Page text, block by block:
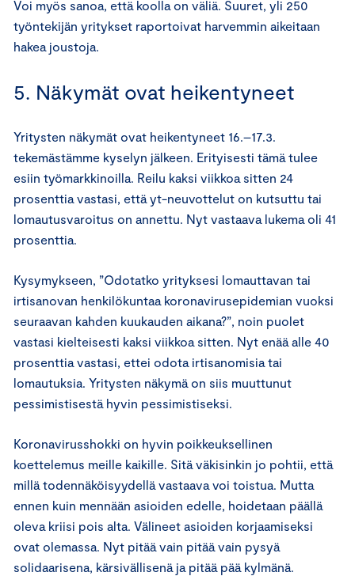
Voi myös sanoa, että koolla on väliä. Suuret, yli 250
työntekijän yritykset raportoivat harvemmin aikeitaan
hakea joustoja.
5. Näkymät ovat heikentyneet
Yritysten näkymät ovat heikentyneet 16.–17.3.
tekemästämme kyselyn jälkeen. Erityisesti tämä tulee
esiin työmarkkinoilla. Reilu kaksi viikkoa sitten 24
prosenttia vastasi, että yt-neuvottelut on kutsuttu tai
lomautusvaroitus on annettu. Nyt vastaava lukema oli 41
prosenttia.
Kysymykseen, ”Odotatko yrityksesi lomauttavan tai
irtisanovan henkilökuntaa koronavirusepidemian vuoksi
seuraavan kahden kuukauden aikana?”, noin puolet
vastasi kielteisesti kaksi viikkoa sitten. Nyt enää alle 40
prosenttia vastasi, ettei odota irtisanomisia tai
lomautuksia. Yritysten näkymä on siis muuttunut
pessimistisestä hyvin pessimistiseksi.
Koronavirusshokki on hyvin poikkeuksellinen
koettelemus meille kaikille. Sitä väkisinkin jo pohtii, että
millä todennäköisyydellä vastaava voi toistua. Mutta
ennen kuin mennään asioiden edelle, hoidetaan päällä
oleva kriisi pois alta. Välineet asioiden korjaamiseksi
ovat olemassa. Nyt pitää vain pitää vain pysyä
solidaarisena, kärsivällisenä ja pitää pää kylmänä.